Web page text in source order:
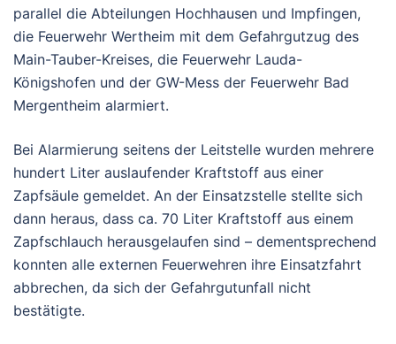
parallel die Abteilungen Hochhausen und Impfingen,
die Feuerwehr Wertheim mit dem Gefahrgutzug des
Main-Tauber-Kreises, die Feuerwehr Lauda-
Königshofen und der GW-Mess der Feuerwehr Bad
Mergentheim alarmiert.
Bei Alarmierung seitens der Leitstelle wurden mehrere
hundert Liter auslaufender Kraftstoff aus einer
Zapfsäule gemeldet. An der Einsatzstelle stellte sich
dann heraus, dass ca. 70 Liter Kraftstoff aus einem
Zapfschlauch herausgelaufen sind – dementsprechend
konnten alle externen Feuerwehren ihre Einsatzfahrt
abbrechen, da sich der Gefahrgutunfall nicht
bestätigte.